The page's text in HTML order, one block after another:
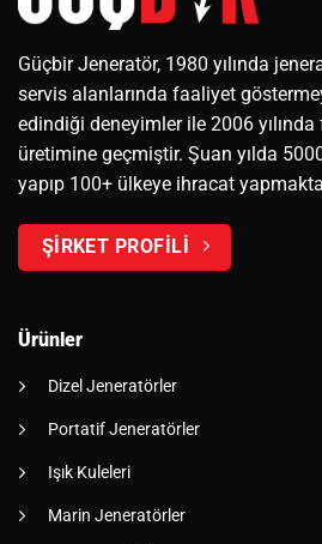
Güçbir Jeneratör, 1980 yılında
servis alanlarında faaliyet
edindiği deneyimler ile 2006
üretimine geçmiştir. Şuan yılda
yapıp 100+ ülkeye ihracat
ŞİRKET PROFİLİ
Ürünler
Dizel Jeneratörler
Portatif Jeneratörler
Işık Kuleleri
Marin Jeneratörler